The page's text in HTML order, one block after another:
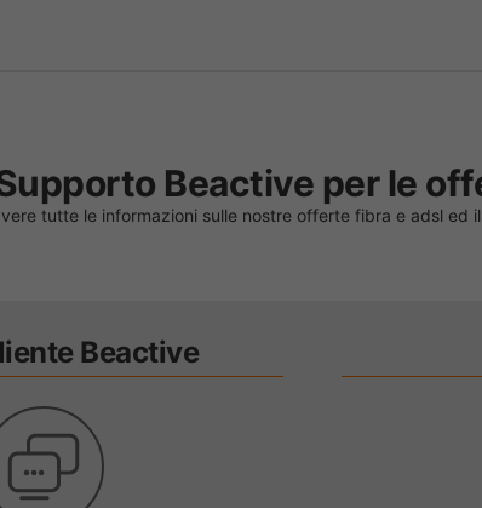
Beactive per le
tutte le informazioni sulle nostre offerte fibra e adsl
Beactive